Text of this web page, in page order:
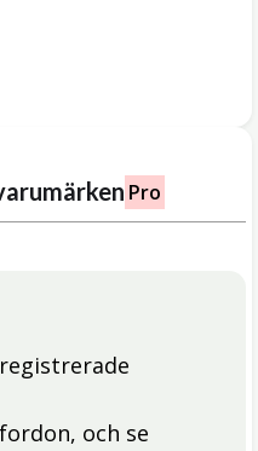
Pro
och se